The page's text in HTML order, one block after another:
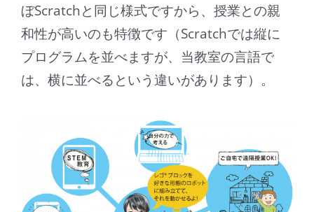
ぼScratchと同じ様式ですから、授業との親
和性が高いのも特徴です（Scratchでは縦に
プログラムを並べますが、当教室の言語で
は、横に並べるという違いがあります）。